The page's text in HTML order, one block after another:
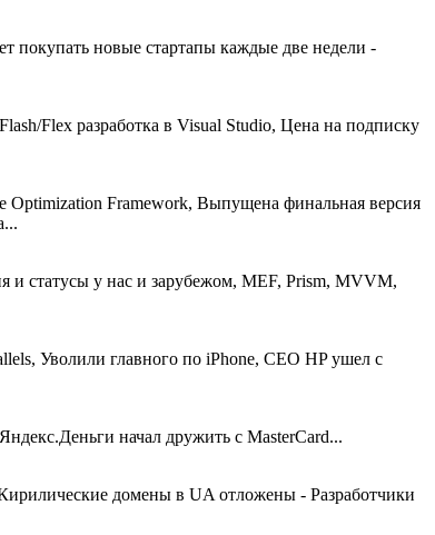
покупать новые стартапы каждые две недели -
Flex разработка в Visual Studio, Цена на подписку
Optimization Framework, Выпущена финальная версия
и статусы у нас и зарубежом, MEF, Prism, MVVM,
Уволили главного по iPhone, CEO HP ушел с
начал дружить с MasterCard...
домены в UA отложены - Разработчики